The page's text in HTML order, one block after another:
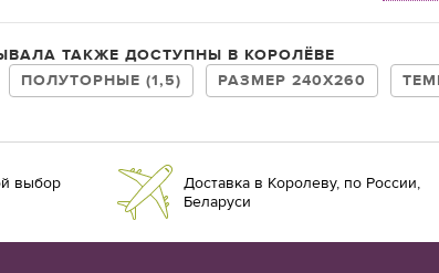
ТАКЖЕ ДОСТУПНЫ В КОРОЛЁВЕ
ПОЛУТОРНЫЕ (1,5) РАЗМЕР 240Х260
выбор
Доставка в Королеву, по России,
Беларуси